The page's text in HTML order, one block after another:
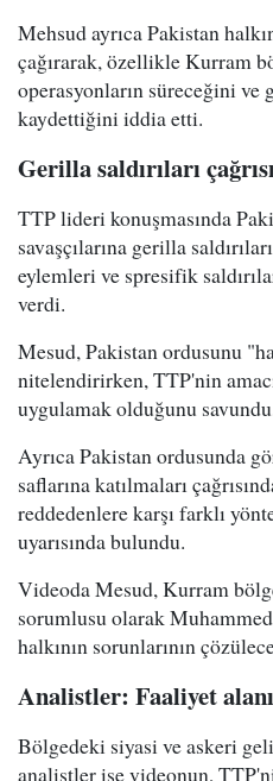
Mehsud ayrıca Pakistan
çağırarak, özellikle Kurram
operasyonların süreceğini
kaydettiğini iddia etti.
Gerilla saldırıları
TTP lideri konuşmasında
savaşçılarına gerilla
eylemleri ve spresifik
verdi.
Mesud, Pakistan ordusunu
nitelendirirken, TTP'nin
uygulamak olduğunu
Ayrıca Pakistan ordusunda
saflarına katılmaları
reddedenlere karşı farklı
uyarısında bulundu.
Videoda Mesud, Kurram
sorumlusu olarak
halkının sorunlarının
Analistler: Faaliyet
Bölgedeki siyasi ve askeri
analistler ise videonun,